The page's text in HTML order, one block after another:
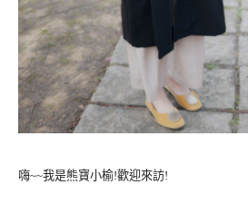
嗨~~我是熊寶小榆!歡迎來訪!